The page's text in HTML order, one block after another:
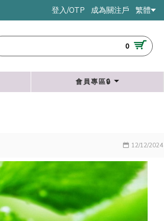
繁體
登入/OTP 成為關注戶
0
會員專區🔒
12/12/2024